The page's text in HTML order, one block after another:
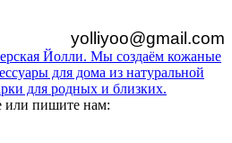
yolliyoo@gmail.com
Йолли. Мы создаём кожаные
для дома из натуральной
для родных и близких.
или пишите нам: